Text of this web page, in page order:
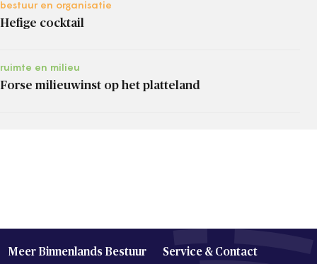
bestuur en organisatie
Hefige cocktail
ruimte en milieu
Forse milieuwinst op het platteland
Meer Binnenlands Bestuur Service & Contact